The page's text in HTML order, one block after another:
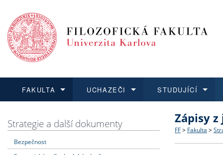
FAKULTA
Dozvědět se více
Struktura
Strategie
UCHAZEČI
Podat přihlášku
Co
Učitelské
STUDUJÍCÍ
Dozvědět se více
Dozvědět se více
O vědě a
Dozvědět se více
Aktuální
Strategie a další dokumenty
Bezpečnost
Zápisy
FF > Fakulta >